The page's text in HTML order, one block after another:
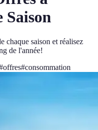
Saison
chaque saison et réalisez
de l'année!
offres#consommation